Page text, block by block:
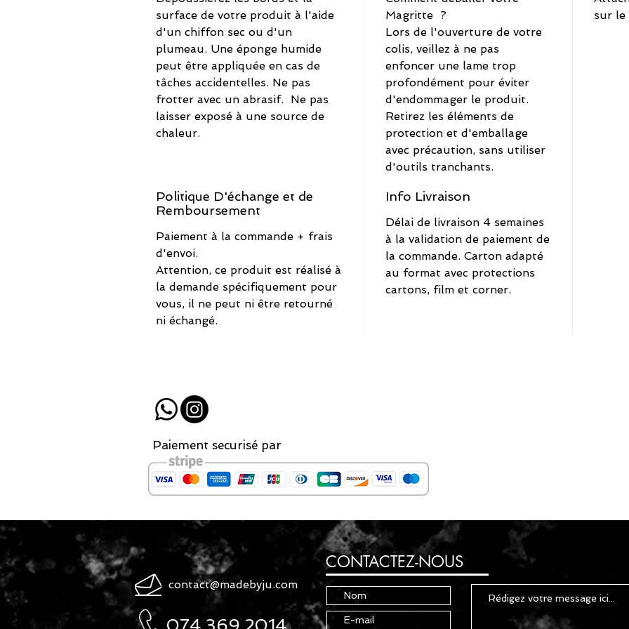
surface de votre produit à l'aide
d'un chiffon sec ou d'un
plumeau. Une éponge humide
peut être appliquée en cas de
tâches accidentelles. Ne pas
frotter avec un abrasif. Ne pas
laisser exposé à une source de
chaleur.
Magritte ?
Lors de l'ouverture de votre
colis, veillez à ne pas
enfoncer une lame trop
profondément pour éviter
d'endommager le produit.
Retirez les éléments de
protection et d'emballage
avec précaution, sans utiliser
d'outils tranchants.
sur
Politique D'échange et de
Remboursement
Paiement à la commande + frais
d'envoi.
Attention, ce produit est réalisé à
la demande spécifiquement pour
vous, il ne peut ni être retourné
ni échangé.
Info Livraison
Délai de livraison 4 semaines
à la validation de paiement de
la commande. Carton adapté
au format avec protections
cartons, film et corner.
Paiement securisé par
contact@madebyju.com
CONTACTEZ-NOUS